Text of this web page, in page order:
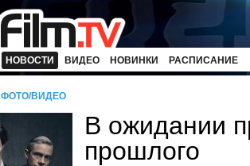
НОВОСТИ ВИДЕО НОВИНКИ РАСПИСАНИЕ
ФОТО/ВИДЕО
В ожидании
прошлого